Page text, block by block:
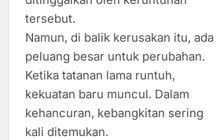
tersebut.
Namun, di balik kerusakan itu, ada
peluang besar untuk perubahan.
Ketika tatanan lama runtuh,
kekuatan baru muncul. Dalam
kehancuran, kebangkitan sering
kali ditemukan.